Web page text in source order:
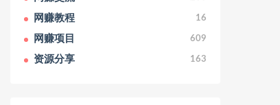
网赚教程 16
网赚项目 609
资源分享 163